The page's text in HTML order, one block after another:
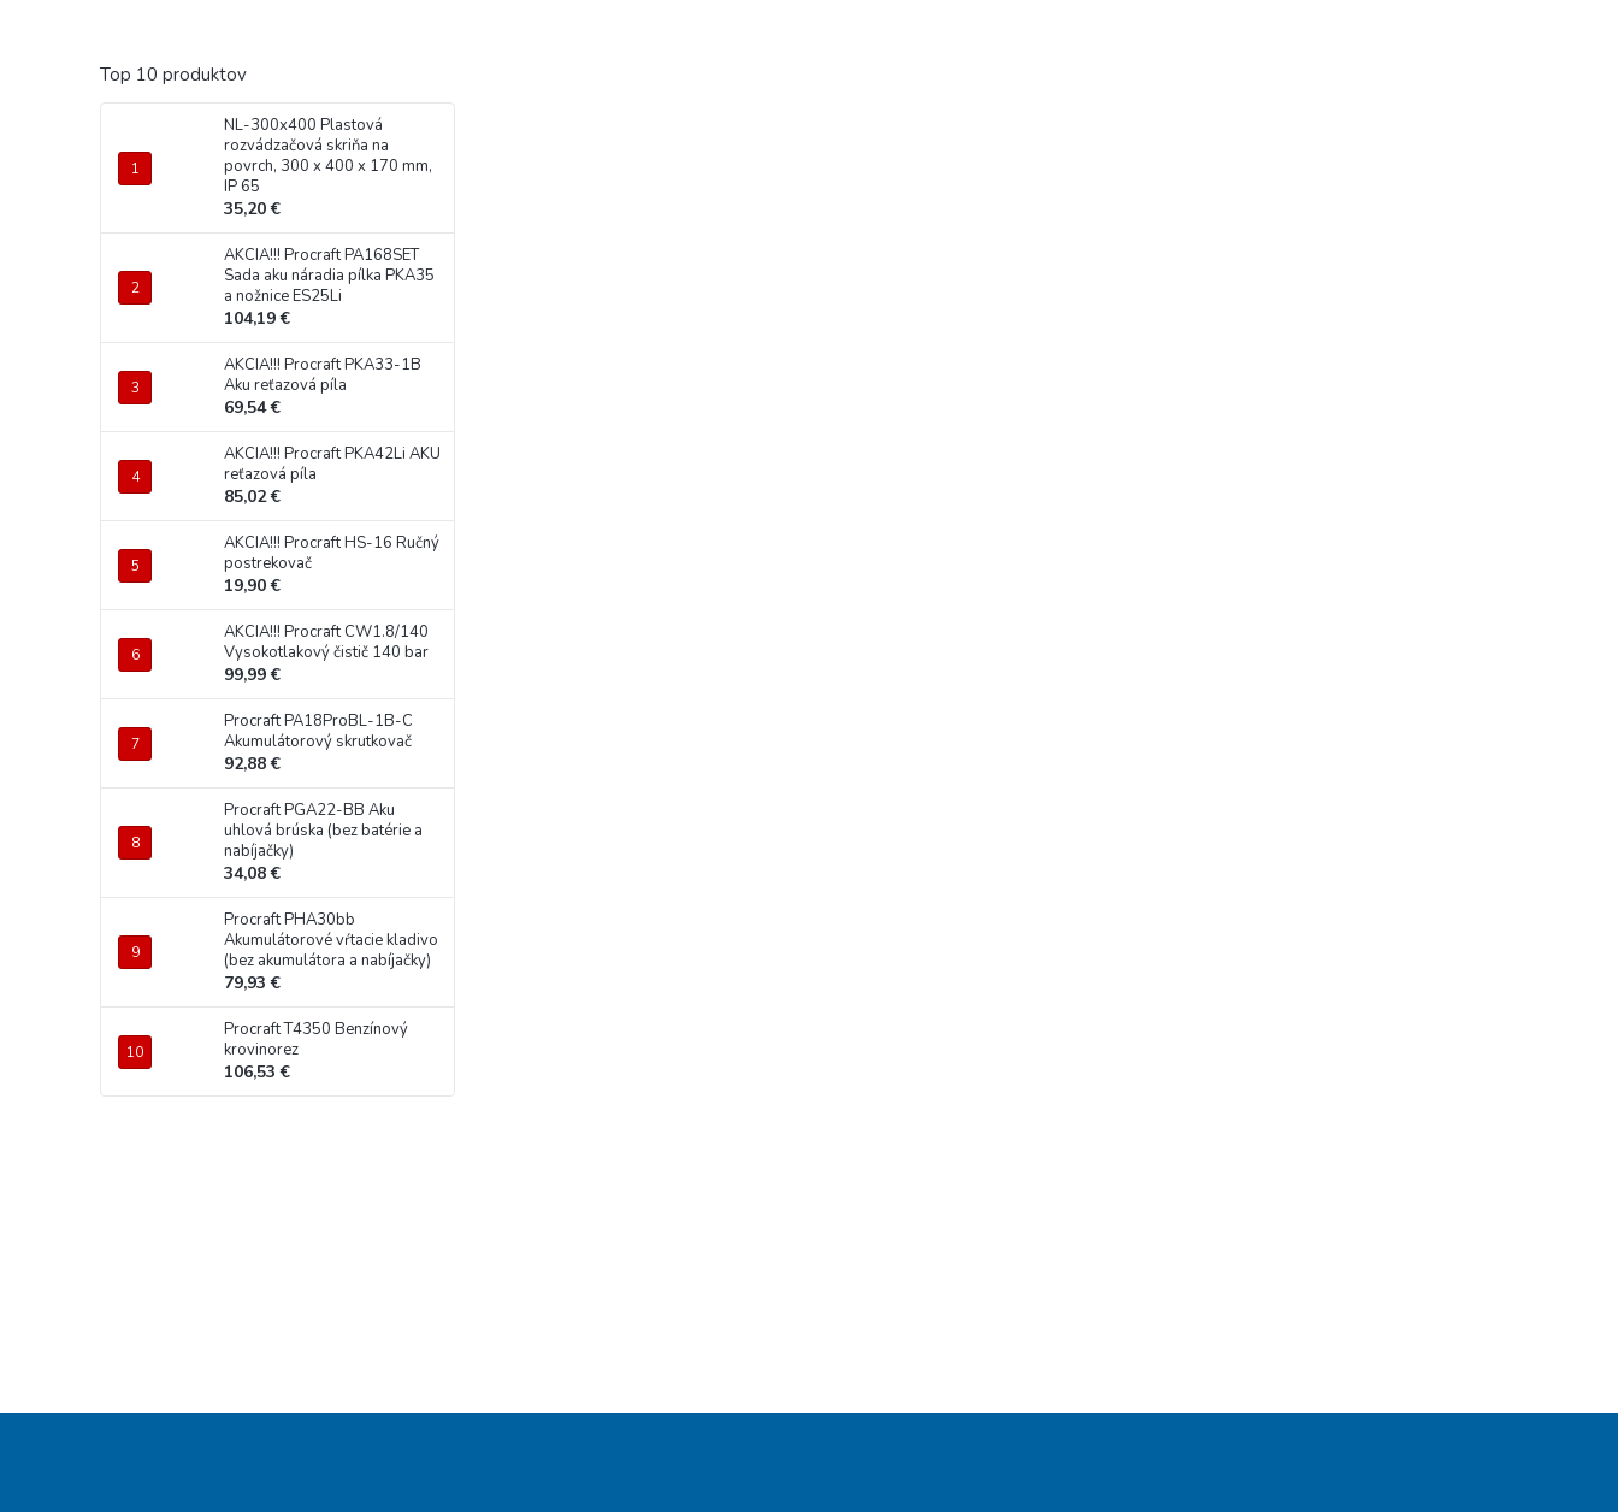
Top 10 produktov
NL-300x400 Plastová
rozvádzačová skriňa na
povrch, 300 x 400 x 170 mm,
IP 65
35,20 €
AKCIA!!! Procraft PA168SET
Sada aku náradia pílka PKA35
a nožnice ES25Li
104,19 €
AKCIA!!! Procraft PKA33-1B
Aku reťazová píla
69,54 €
AKCIA!!! Procraft PKA42Li AKU
reťazová píla
85,02 €
AKCIA!!! Procraft HS-16 Ručný
postrekovač
19,90 €
AKCIA!!! Procraft CW1.8/140
Vysokotlakový čistič 140 bar
99,99 €
Procraft PA18ProBL-1B-C
Akumulátorový skrutkovač
92,88 €
Procraft PGA22-BB Aku
uhlová brúska (bez batérie a
nabíjačky)
34,08 €
Procraft PHA30bb
Akumulátorové vŕtacie kladivo
(bez akumulátora a nabíjačky)
79,93 €
Procraft T4350 Benzínový
krovinorez
106,53 €